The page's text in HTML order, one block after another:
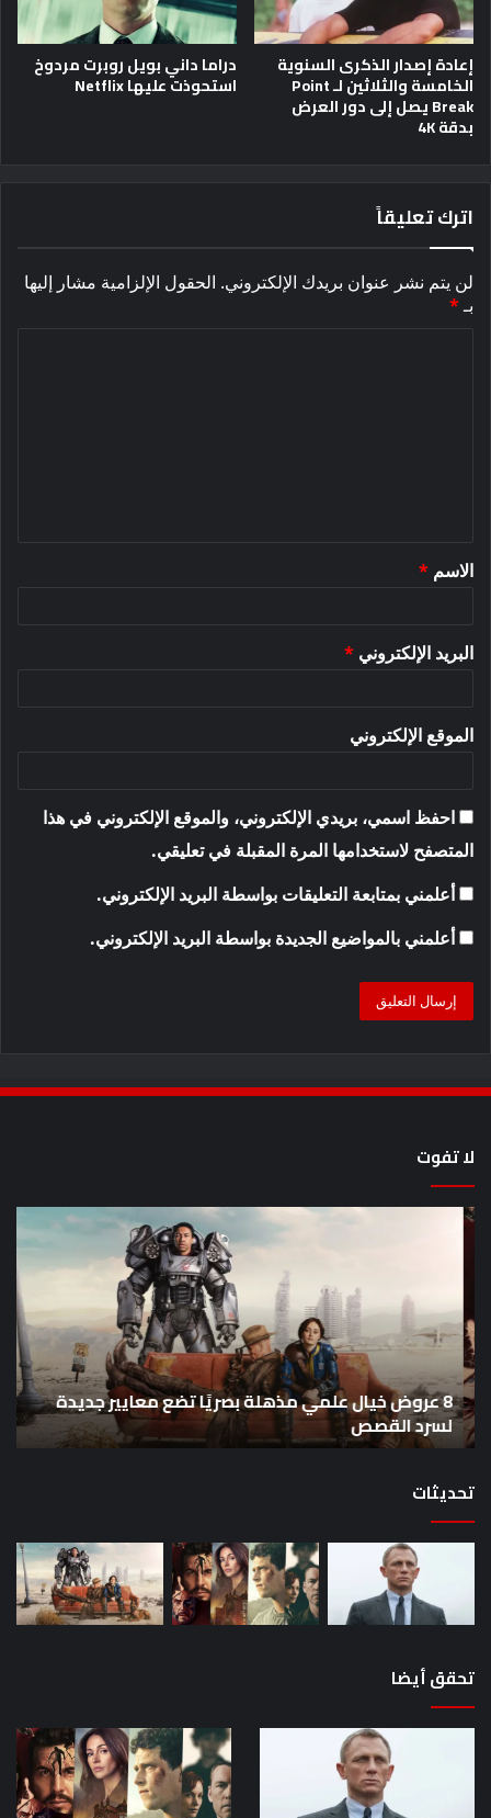
إعادة إصدار الذكرى السنوية
الخامسة والثلاثين لـ Point
Break يصل إلى دور العرض
بدقة 4K
دراما داني بويل روبرت مردوخ
استحوذت عليها Netflix
اترك تعليقاً
لن يتم نشر عنوان بريدك الإلكتروني. الحقول الإلزامية مشار إليها
بـ*
*
الاسم *
البريد الإلكتروني *
الموقع الإلكتروني
احفظ اسمي، بريدي الإلكتروني، والموقع الإلكتروني في هذا
المتصفح لاستخدامها المرة المقبلة في تعليقي.
أعلمني بمتابعة التعليقات بواسطة البريد الإلكتروني.
أعلمني بالمواضيع الجديدة بواسطة البريد الإلكتروني.
لا تفوت
8
مذهلة
بصريًا
تضع
معايير
جديدة
لسرد
القصص
8 عروض خيال علمي مذهلة بصريًا تضع معايير جديدة
لسرد القصص
تحديثات
تحقق أيضا